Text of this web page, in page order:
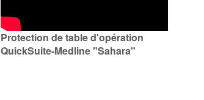
Protection de table d'opération
QuickSuite-Medline "Sahara"